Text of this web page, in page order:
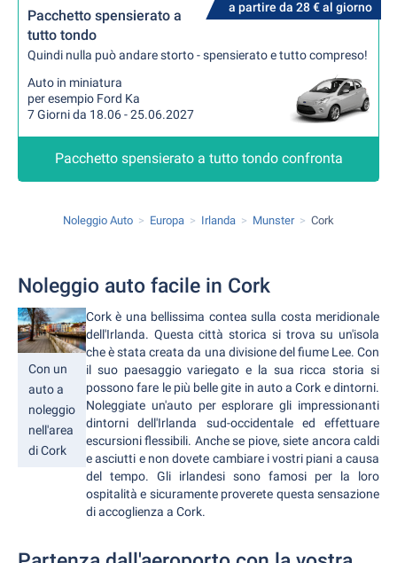
a partire da 28 € al giorno
Pacchetto spensierato a
tutto tondo
Quindi nulla può andare storto - spensierato e tutto compreso!
Auto in miniatura
per esempio Ford Ka
7 Giorni da 18.06 - 25.06.2027
Pacchetto spensierato a tutto tondo confronta
Noleggio Auto Europa Irlanda Munster Cork
Noleggio auto facile in Cork
Con un
auto a
noleggio
nell'area
di Cork
Cork è una bellissima contea sulla costa meridionale
dell'Irlanda. Questa città storica si trova su un'isola
che è stata creata da una divisione del fiume Lee. Con
il suo paesaggio variegato e la sua ricca storia si
possono fare le più belle gite in auto a Cork e dintorni.
Noleggiate un'auto per esplorare gli impressionanti
dintorni dell'Irlanda sud-occidentale ed effettuare
escursioni flessibili. Anche se piove, siete ancora caldi
e asciutti e non dovete cambiare i vostri piani a causa
del tempo. Gli irlandesi sono famosi per la loro
ospitalità e sicuramente proverete questa sensazione
di accoglienza a Cork.